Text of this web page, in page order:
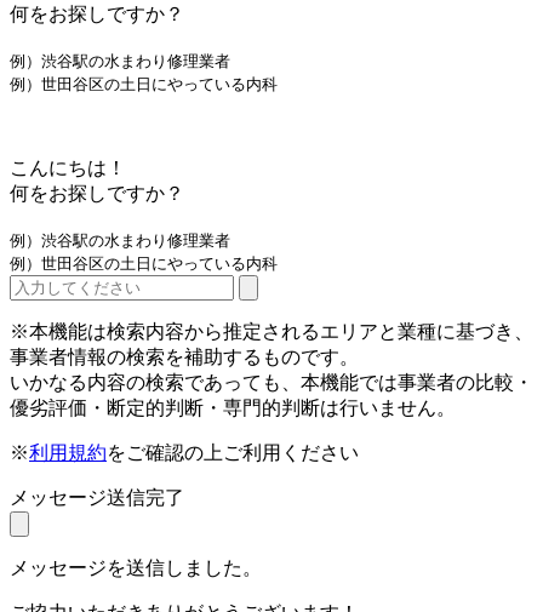
何をお探しですか？
例）渋谷駅の水まわり修理業者
例）世田谷区の土日にやっている内科
こんにちは！
何をお探しですか？
例）渋谷駅の水まわり修理業者
例）世田谷区の土日にやっている内科
※本機能は検索内容から推定されるエリアと業種に基づき、
事業者情報の検索を補助するものです。
いかなる内容の検索であっても、本機能では事業者の比較・
優劣評価・断定的判断・専門的判断は行いません。
※利用規約をご確認の上ご利用ください
メッセージ送信完了
メッセージを送信しました。